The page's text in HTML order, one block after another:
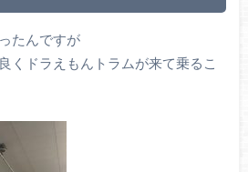
たんですが
くドラえもんトラムが来て乗るこ